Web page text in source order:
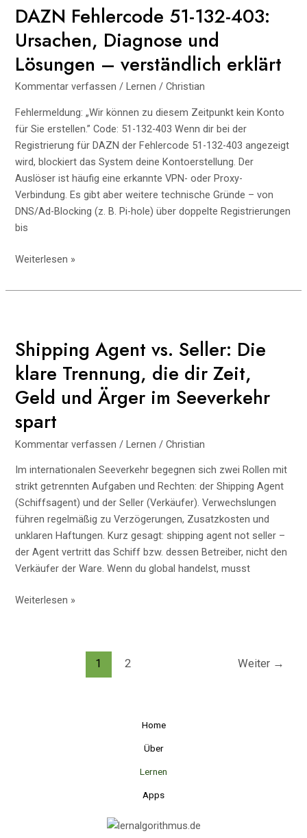
Ursachen
verstehen,
schnell
beheben,
dauerhaft
vermeiden
DAZN Fehlercode 51-132-403:
Ursachen, Diagnose und
Lösungen – verständlich erklärt
Kommentar verfassen / Lernen /Christian
Fehlermeldung: „Wir können zu diesem Zeitpunkt kein Konto
für Sie erstellen.” Code: 51-132-403 Wenn dir bei der
Registrierung für DAZN der Fehlercode 51-132-403 angezeigt
wird, blockiert das System deine Kontoerstellung. Der
Auslöser ist häufig eine erkannte VPN- oder Proxy-
Verbindung. Es gibt aber weitere technische Gründe – von
DNS/Ad-Blocking (z. B. Pi-hole) über doppelte Registrierungen
bis
DAZN
51-
Ursachen,
Diagnose
und
Lösungen
–
verständlich
erklärt
Weiterlesen »
Shipping Agent vs. Seller: Die
klare Trennung, die dir Zeit,
Geld und Ärger im Seeverkehr
spart
Kommentar verfassen /Lernen /Christian
Im internationalen Seeverkehr begegnen sich zwei Rollen mit
strikt getrennten Aufgaben und Rechten: der Shipping Agent
(Schiffsagent) und der Seller (Verkäufer). Verwechslungen
führen regelmäßig zu Verzögerungen, Zusatzkosten und
unklaren Haftungen. Kurz gesagt: shipping agent not seller –
der Agent vertritt das Schiff bzw. dessen Betreiber, nicht den
Verkäufer der Ware. Wenn du global handelst, musst
Shipping
Weiterlesen »
1 2 Weiter →
Home
Über
Lernen
Apps